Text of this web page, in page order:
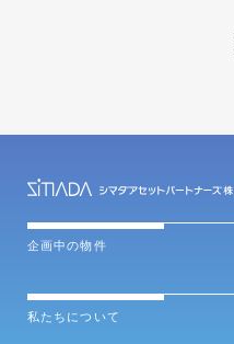
企画中の物件
私たちについて